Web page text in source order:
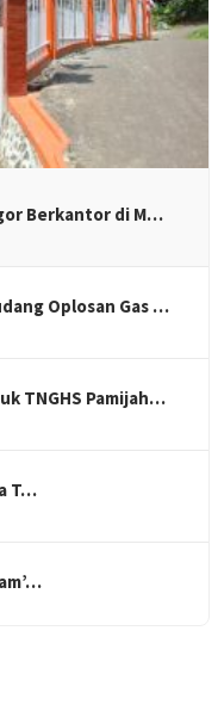
Berkantor di M…
Oplosan Gas …
TNGHS Pamijah…
T…